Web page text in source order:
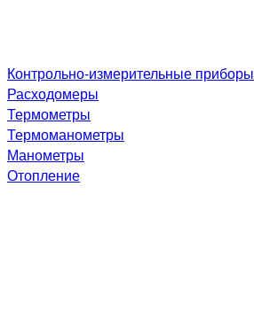
Контрольно-измерительные приборы
Расходомеры
Термометры
Термоманометры
Манометры
Отопление